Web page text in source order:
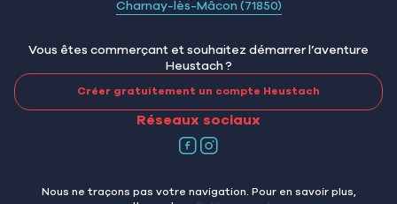
Charnay-lès-Mâcon (71850)
Vous êtes commerçant et souhaitez démarrer l’aventure
Heustach ?
Créer gratuitement un compte Heustach
Réseaux sociaux
Nous ne traçons pas votre navigation. Pour en savoir plus,